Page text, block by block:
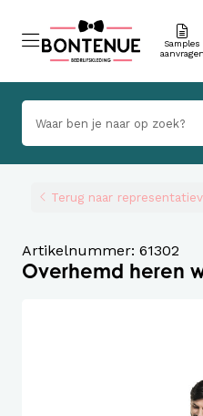
Samples
aanvragen
Terug naar
Artikelnummer: 61302
Overhemd heren